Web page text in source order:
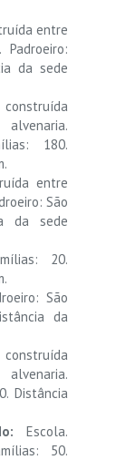
entre
da sede
180.
entre
São
da sede
20.
São
da
construída
Distância
Escola.
50.